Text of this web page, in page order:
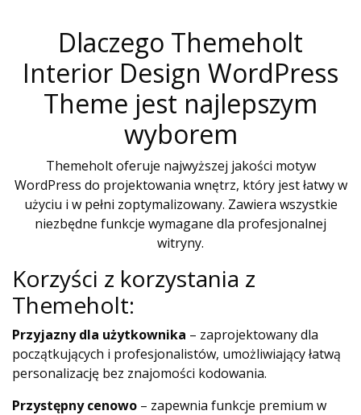
Dlaczego Themeholt
Interior Design WordPress
Theme jest najlepszym
wyborem
Themeholt oferuje najwyższej jakości motyw
WordPress do projektowania wnętrz, który jest łatwy w
użyciu i w pełni zoptymalizowany. Zawiera wszystkie
niezbędne funkcje wymagane dla profesjonalnej
witryny.
Korzyści z korzystania z
Themeholt:
Przyjazny dla użytkownika – zaprojektowany dla
początkujących i profesjonalistów, umożliwiający łatwą
personalizację bez znajomości kodowania.
Przystępny cenowo – zapewnia funkcje premium w